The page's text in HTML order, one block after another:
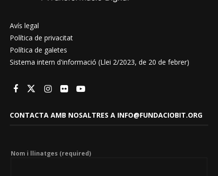
Avís legal
Política de privacitat
Política de galetes
Sistema intern d'informació (Llei 2/2023, de 20 de febrer)
CONTACTA AMB NOSALTRES A INFO@FUNDACIOBIT.ORG
Nom i llinatges (required)